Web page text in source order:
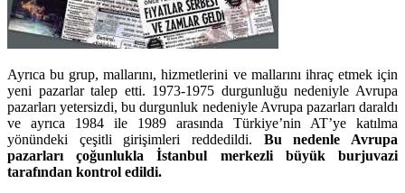
Ayrıca bu grup, mallarını, hizmetlerini ve mallarını ihraç etmek için
yeni pazarlar talep etti. 1973-1975 durgunluğu nedeniyle Avrupa
pazarları yetersizdi, bu durgunluk nedeniyle Avrupa pazarları daraldı
ve ayrıca 1984 ile 1989 arasında Türkiye’nin AT’ye katılma
yönündeki çeşitli girişimleri reddedildi. Bu nedenle Avrupa
pazarları çoğunlukla İstanbul merkezli büyük burjuvazi
tarafından kontrol edildi.